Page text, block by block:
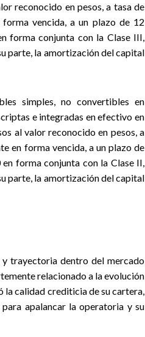
reconocido en pesos, a tasa de
vencida, a un plazo de 12
forma conjunta con la Clase III,
parte, la amortización del capital
simples, no convertibles en
e integradas en efectivo en
al valor reconocido en pesos, a
en forma vencida, a un plazo de
forma conjunta con la Clase II,
parte, la amortización del capital
y trayectoria dentro del mercado
relacionado a la evolución
la calidad crediticia de su cartera,
apalancar la operatoria y su